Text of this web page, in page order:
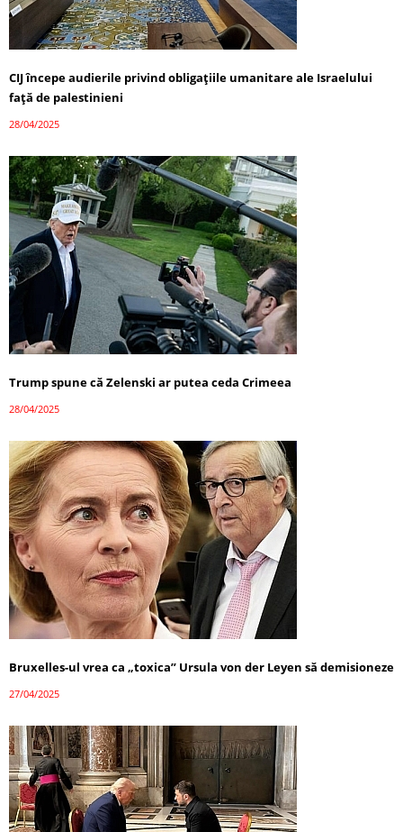
CIJ începe audierile privind obligațiile umanitare ale Israelului
față de palestinieni
28/04/2025
Trump spune că Zelenski ar putea ceda Crimeea
28/04/2025
Bruxelles-ul vrea ca „toxica” Ursula von der Leyen să demisioneze
27/04/2025